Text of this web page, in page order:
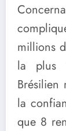
millions
la plus
Brésilien
la
que 8